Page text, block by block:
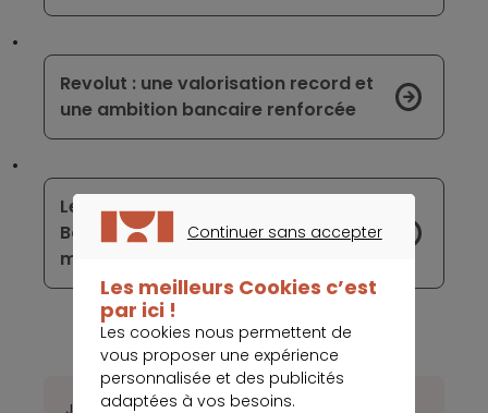
Revolut : une valorisation record et
une ambition bancaire renforcée
Les facteurs de succès de
BoursoBank, la banque en ligne aux 6
millions de clients
JanvierFévrierMarsAvrilMaiJuinJuillet
Continuer sans accepter
Les meilleurs Cookies c’est
par ici !
Les cookies nous permettent de
vous proposer une expérience
personnalisée et des publicités
adaptées à vos besoins.